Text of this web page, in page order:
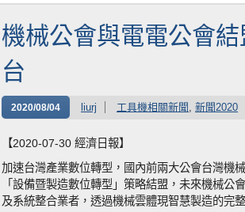
機械公會與電電公會
台
2020/08/04 liurj 工具機相關新聞 , 新聞2020
【2020-07-30 經濟日報】
加速台灣產業數位轉型，國內前兩大公會台灣機
「設備暨製造數位轉型」策略結盟，未來機械
及系統整合業者，透過機械雲體現智慧製造的完